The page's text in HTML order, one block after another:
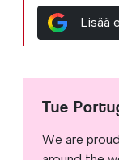
Lisää
Tue
We are